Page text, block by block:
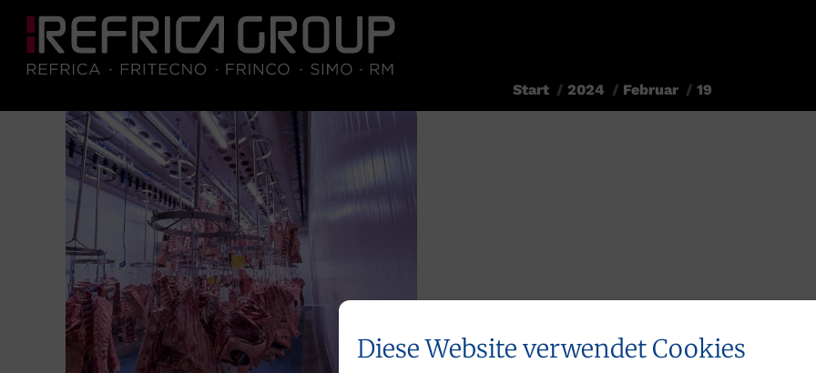
Diese Website verwendet Cookies
Sie befinden sich hier:
Start 2024 Februar 19